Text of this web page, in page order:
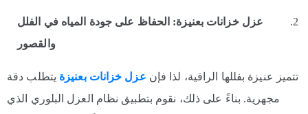
عزل خزانات بعنيزة: الحفاظ على جودة المياه في الفلل
والقصور
تتميز عنيزة بفللها الراقية، لذا فإن عزل خزانات بعنيزة يتطلب دقة
مجهرية. بناءً على ذلك، نقوم بتطبيق نظام العزل البلوري الذي